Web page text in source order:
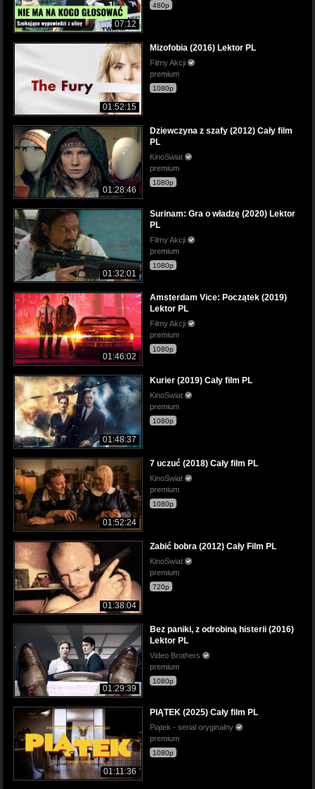
07:12
480p
01:52:15
Mizofobia (2016) Lektor PL
Filmy Akcji
premium
1080p
01:28:46
Dziewczyna z szafy (2012) Cały film
PL
KinoSwiat
premium
1080p
01:32:01
Surinam: Gra o władzę (2020) Lektor
PL
Filmy Akcji
premium
1080p
01:46:02
Amsterdam Vice: Początek (2019)
Lektor PL
Filmy Akcji
premium
1080p
01:48:37
Kurier (2019) Cały film PL
KinoSwiat
premium
1080p
01:52:24
7 uczuć (2018) Cały film PL
KinoSwiat
premium
1080p
01:38:04
Zabić bobra (2012) Cały Film PL
KinoSwiat
premium
720p
01:29:39
Bez paniki, z odrobiną histerii (2016)
Lektor PL
Video Brothers
premium
1080p
01:11:36
PIĄTEK (2025) Cały film PL
Piątek - serial oryginalny
premium
1080p